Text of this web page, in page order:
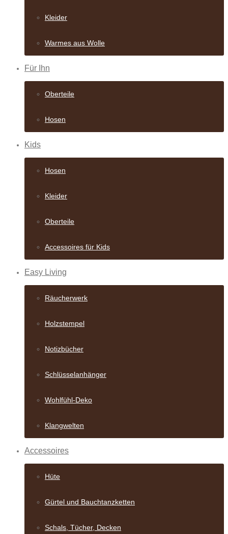
Kleider
Warmes aus Wolle
Für Ihn
Oberteile
Hosen
Kids
Hosen
Kleider
Oberteile
Accessoires für Kids
Easy Living
Räucherwerk
Holzstempel
Notizbücher
Schlüsselanhänger
Wohlfühl-Deko
Klangwelten
Accessoires
Hüte
Gürtel und Bauch­tanzketten
Schals, Tücher, Decken